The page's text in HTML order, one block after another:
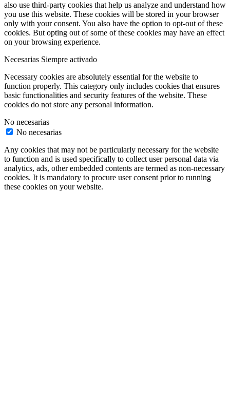
also use third-party cookies that help us analyze and understand how
you use this website. These cookies will be stored in your browser
only with your consent. You also have the option to opt-out of these
cookies. But opting out of some of these cookies may have an effect
on your browsing experience.
Necesarias Siempre activado
Necessary cookies are absolutely essential for the website to
function properly. This category only includes cookies that ensures
basic functionalities and security features of the website. These
cookies do not store any personal information.
No necesarias
No necesarias
Any cookies that may not be particularly necessary for the website
to function and is used specifically to collect user personal data via
analytics, ads, other embedded contents are termed as non-necessary
cookies. It is mandatory to procure user consent prior to running
these cookies on your website.